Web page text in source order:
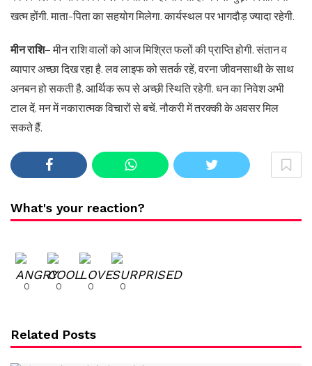
खत्म होंगी. माता-पिता का सहयोग मिलेगा. कार्यस्थल पर भागदौड़ ज्यादा रहेगी.
मीन राशि– मीन राशि वालों को आज मिश्रित फलों की प्राप्ति होगी. संतान व
व्यापार अच्छा दिख रहा है. लव लाइफ को सतर्क रहें, वरना जीवनसाथी के साथ
अनबन हो सकती है. आर्थिक रूप से अच्छी स्थिति रहेगी. धन का निवेश अभी
टाल दें. मन में नकारात्मक विचारों से बचें. नौकरी में तरक्की के अवसर मिल
सकते हैं.
What's your reaction?
0 0 0 0
Related Posts